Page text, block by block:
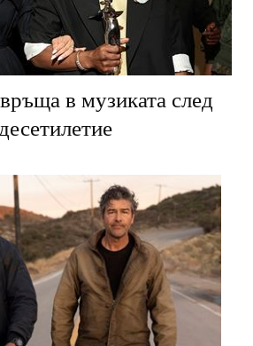
в музиката след
десетилетие